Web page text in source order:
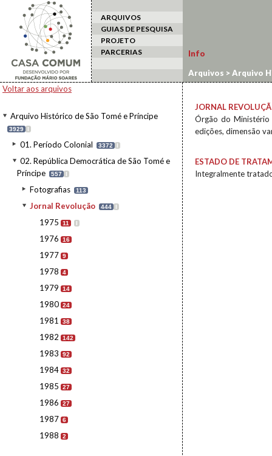
ARQUIVOS
GUIAS DE PESQUISA
PROJETO
PARCERIAS
Voltar aos arquivos
Arquivo Histórico de São Tomé e Príncipe
3929 I
01. Período Colonial 3372 I
02. República Democrática de São Tomé e
Príncipe
557 I
Fotografias 113
Jornal Revolução 444 I
1975 11 I
1976 16
1977 9
1978 4
1979 14
1980 24
1981 38
1982 142
1983 92
1984 32
1985 27
1986 27
1987 6
1988 2
Info
Arquivos >Arquivo
>Jornal Revolução
JORNAL
Órgão do Ministério
edições, dimensão
ESTADO DE
Integralmente